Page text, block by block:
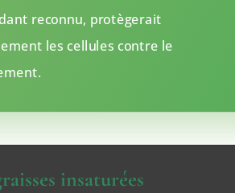
reconnu, protègerait
les cellules contre le
insaturées